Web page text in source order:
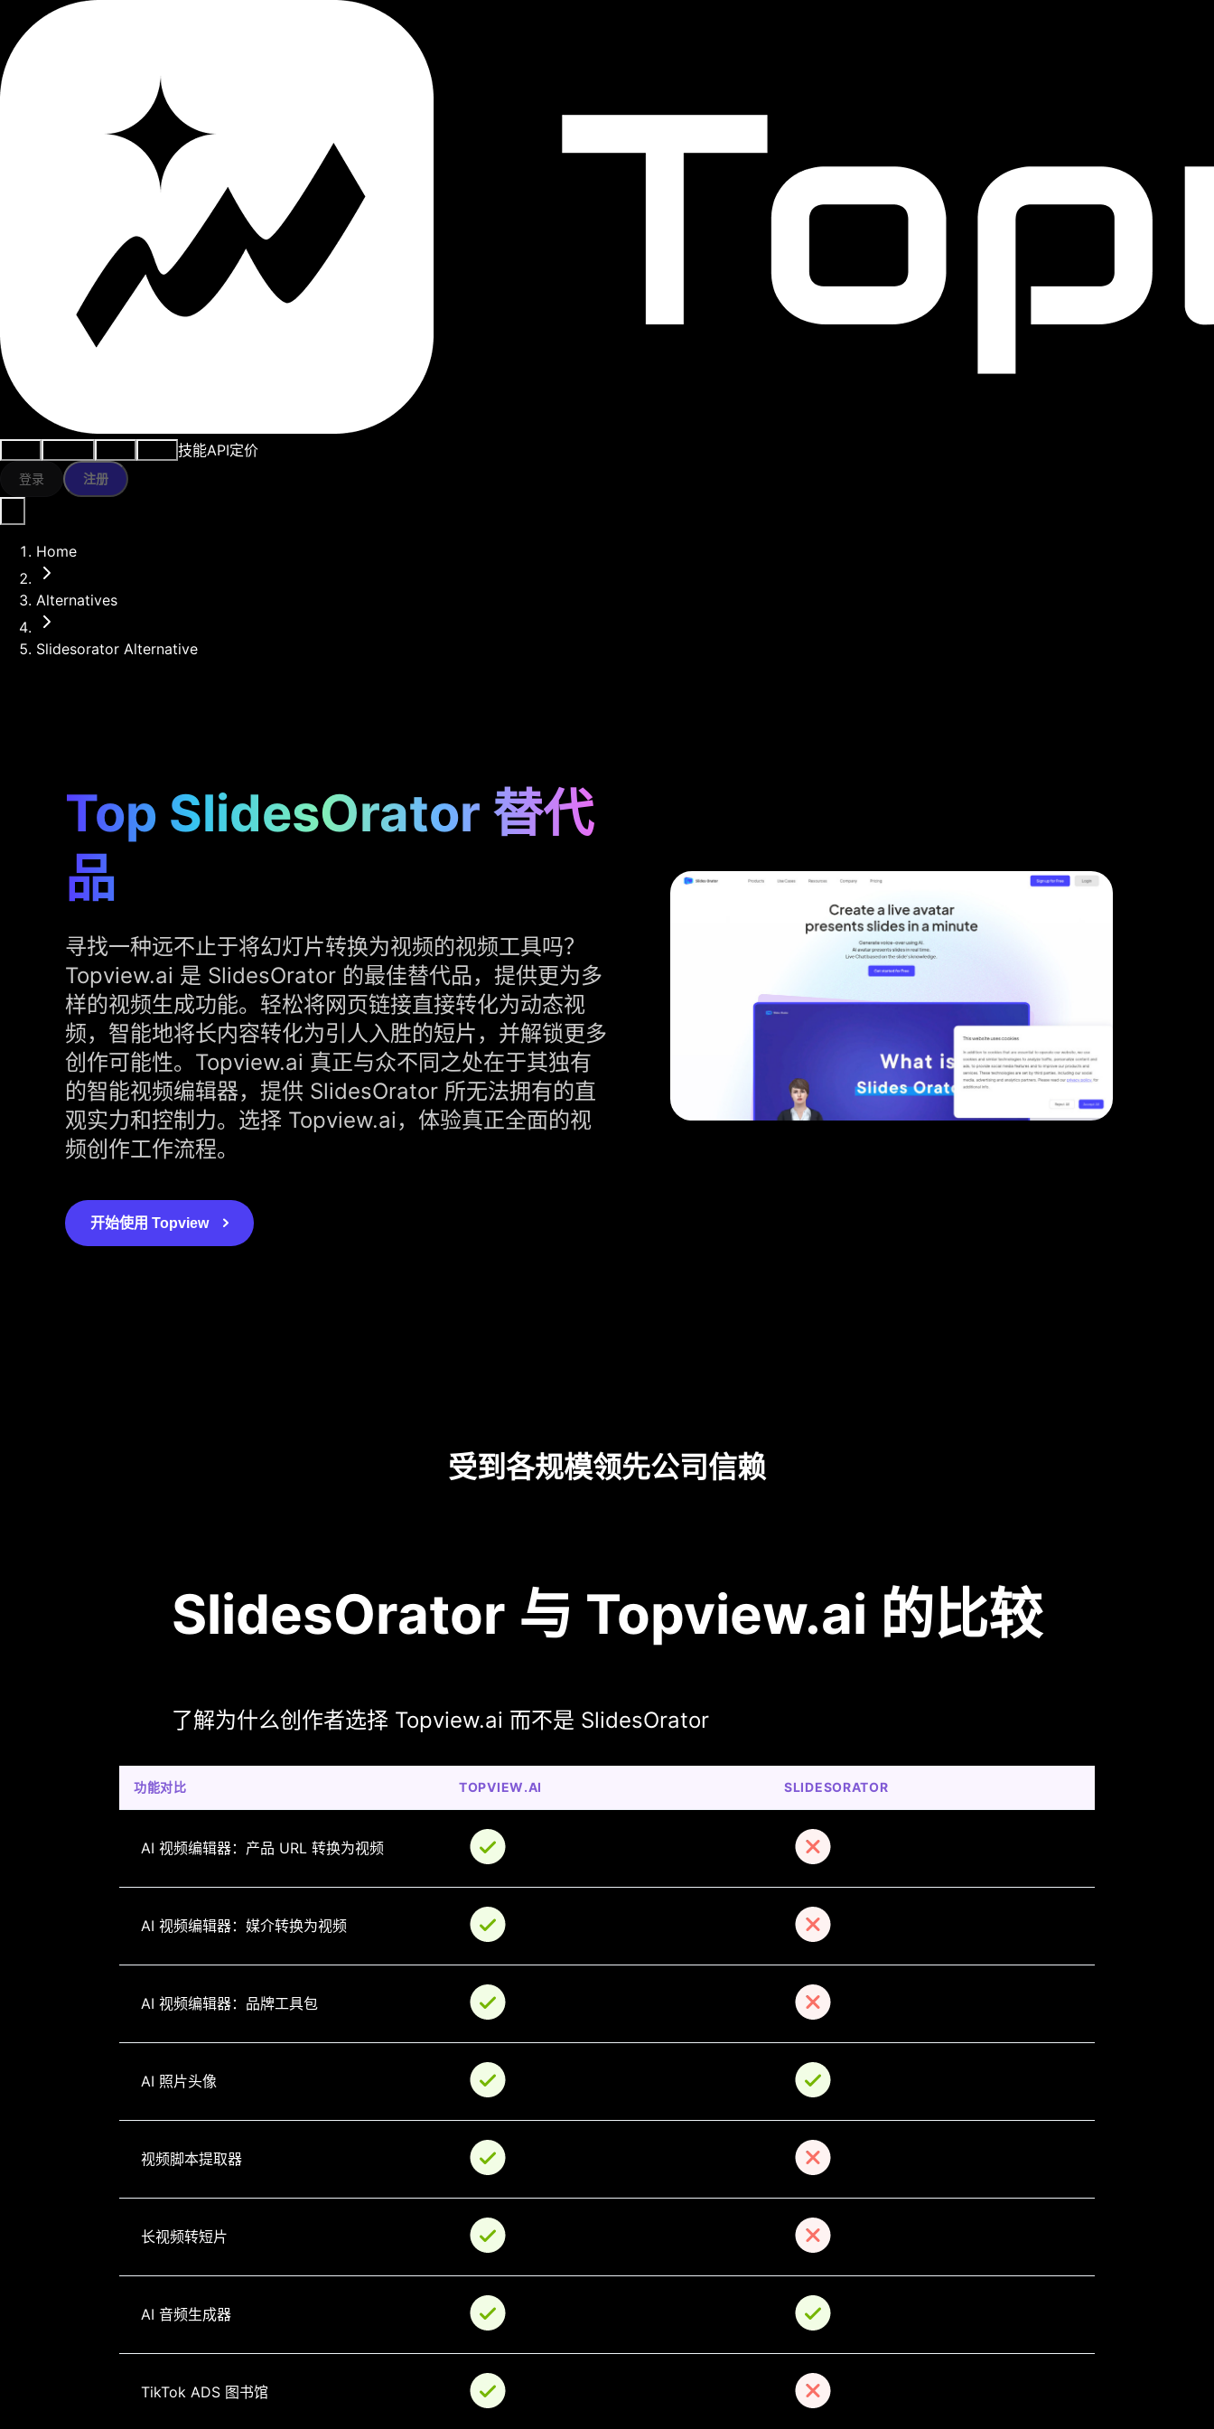
技能API定价
登录 注册
Home
Alternatives
Slidesorator Alternative
Top SlidesOrator 替代
品
寻找一种远不止于将幻灯片转换为视频的视频工具吗？
Topview.ai 是 SlidesOrator 的最佳替代品，提供更为多
样的视频生成功能。轻松将网页链接直接转化为动态视
频，智能地将长内容转化为引人入胜的短片，并解锁更多
创作可能性。Topview.ai 真正与众不同之处在于其独有
的智能视频编辑器，提供 SlidesOrator 所无法拥有的直
观实力和控制力。选择 Topview.ai，体验真正全面的视
频创作工作流程。
开始使用 Topview
受到各规模领先公司信赖
SlidesOrator 与 Topview.ai 的比较
了解为什么创作者选择 Topview.ai 而不是 SlidesOrator
功能对比 TOPVIEW.AI SLIDESORATOR
AI 视频编辑器：产品 URL 转换为视频
AI 视频编辑器：媒介转换为视频
AI 视频编辑器：品牌工具包
AI 照片头像
视频脚本提取器
长视频转短片
AI 音频生成器
TikTok ADS 图书馆